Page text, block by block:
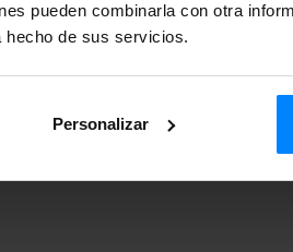
pueden combinarla con otra
hecho de sus servicios.
Personalizar